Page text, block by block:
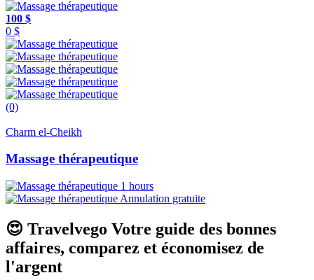
100 $
0 $
(0)
Charm el-Cheikh
Massage thérapeutique
1 hours
Annulation gratuite
😍 Travelvego Votre guide des bonnes
affaires, comparez et économisez de
l'argent